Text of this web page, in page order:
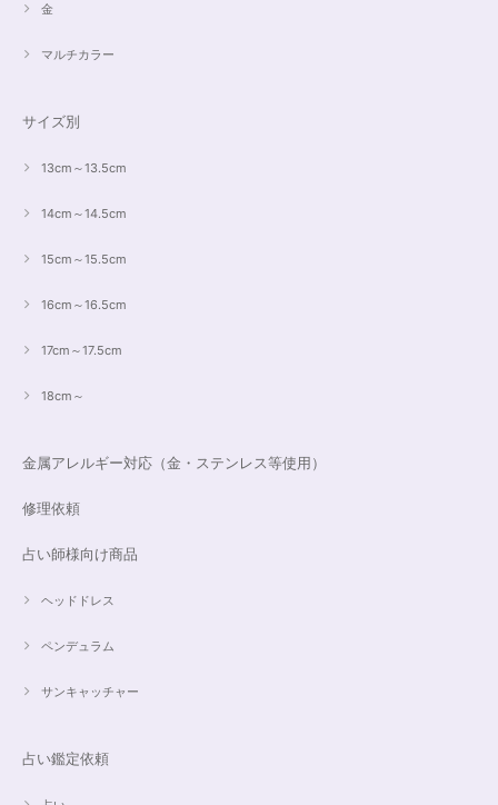
金
マルチカラー
サイズ別
13cm～13.5cm
14cm～14.5cm
15cm～15.5cm
16cm～16.5cm
17cm～17.5cm
18cm～
金属アレルギー対応（金・ステンレス等使用）
修理依頼
占い師様向け商品
ヘッドドレス
ペンデュラム
サンキャッチャー
占い鑑定依頼